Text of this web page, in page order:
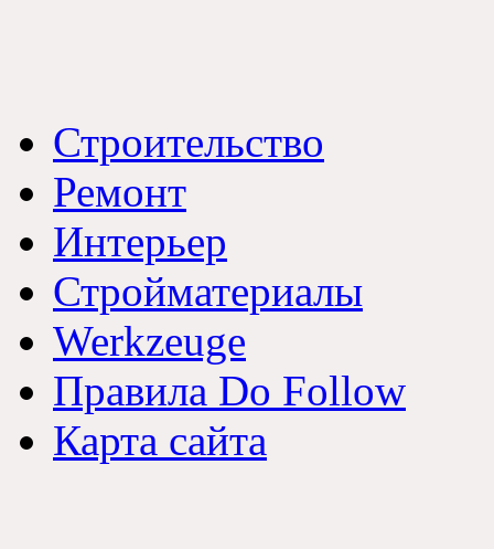
Строительство
Ремонт
Интерьер
Стройматериалы
Werkzeuge
Правила Do Follow
Карта сайта